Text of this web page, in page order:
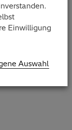
Er kann auf
Einwilligung
Auswahl